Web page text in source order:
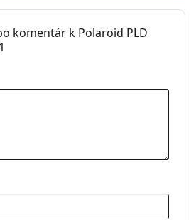
komentár k Polaroid PLD